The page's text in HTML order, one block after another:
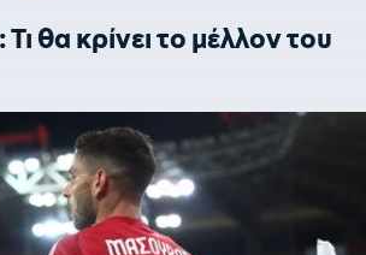
θα κρίνει το μέλλον του